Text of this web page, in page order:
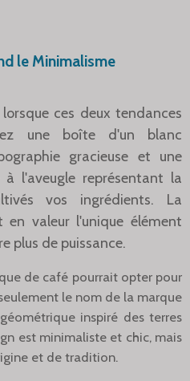
le Minimalisme
ces deux tendances
une boîte d'un blanc
gracieuse et une
l'aveugle représentant la
vos ingrédients. La
valeur l'unique élément
plus de puissance.
de café pourrait opter pour
le nom de la marque
inspiré des terres
est minimaliste et chic, mais
et de tradition.